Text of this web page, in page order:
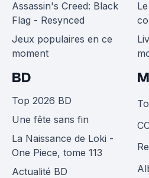
Assassin's Creed: Black
Flag - Resynced
Jeux populaires en ce
moment
BD
Top 2026 BD
Une fête sans fin
La Naissance de Loki -
One Piece, tome 113
Actualité BD